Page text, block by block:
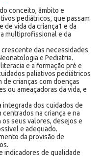
conceito, âmbito e
pediátricos, que passam
de vida da criança1 e da
multiprofissional e da
das necessidades
e Pediatria.
e a formação pré e
paliativos pediátricos
crianças com doenças
ou ameaçadoras da vida, e
integrada dos cuidados de
na criança e na
seus valores, desejos e
e adequado.
da provisão de
indicadores de qualidade